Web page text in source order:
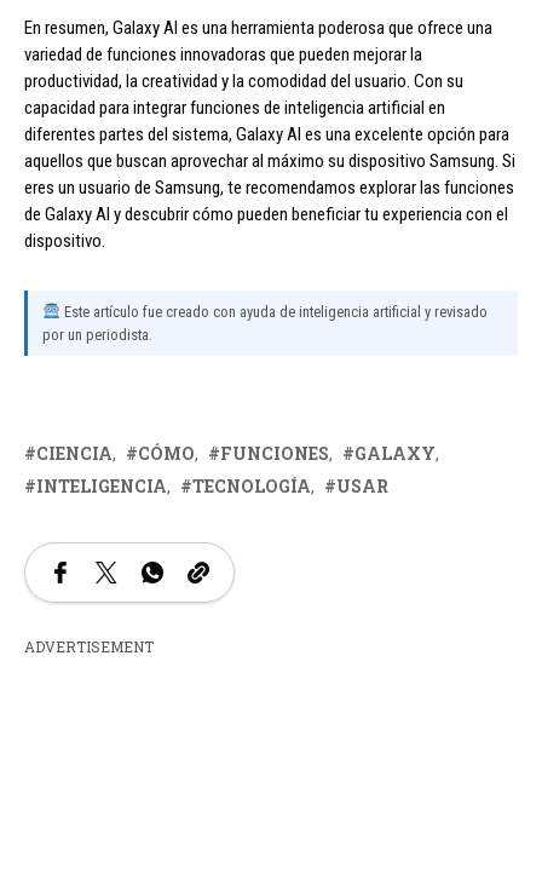
En resumen, Galaxy AI es una herramienta poderosa que ofrece una
variedad de funciones innovadoras que pueden mejorar la
productividad, la creatividad y la comodidad del usuario. Con su
capacidad para integrar funciones de inteligencia artificial en
diferentes partes del sistema, Galaxy AI es una excelente opción para
aquellos que buscan aprovechar al máximo su dispositivo Samsung. Si
eres un usuario de Samsung, te recomendamos explorar las funciones
de Galaxy AI y descubrir cómo pueden beneficiar tu experiencia con el
dispositivo.
Este artículo fue creado con ayuda de inteligencia artificial y revisado
por un periodista.
CIENCIA CÓMO FUNCIONES
GALAXY
INTELIGENCIA
TECNOLOGÍA USAR
ADVERTISEMENT